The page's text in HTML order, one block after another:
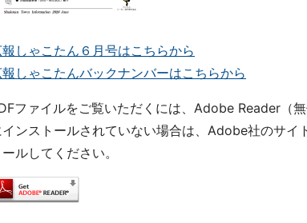
報しゃこたん６月号はこちらから
報しゃこたんバックナンバーはこちらから
ファイルをご覧いただくには、Adobe Reader（
インストールされていない場合は、Adobe社のサ
ールしてください。